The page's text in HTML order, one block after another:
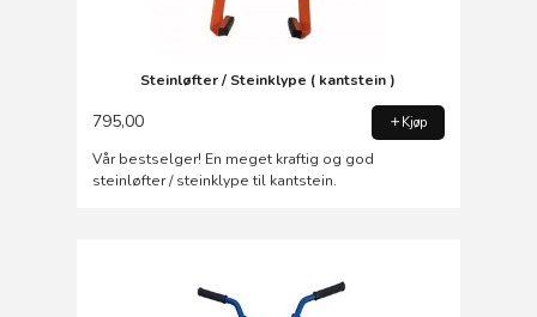
Steinløfter / Steinklype ( kantstein )
795,00 Kjøp
Vår bestselger! En meget kraftig og god
steinløfter / steinklype til kantstein.